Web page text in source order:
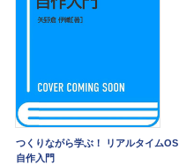
つくりながら学ぶ！ リアルタイムOS
自作入門